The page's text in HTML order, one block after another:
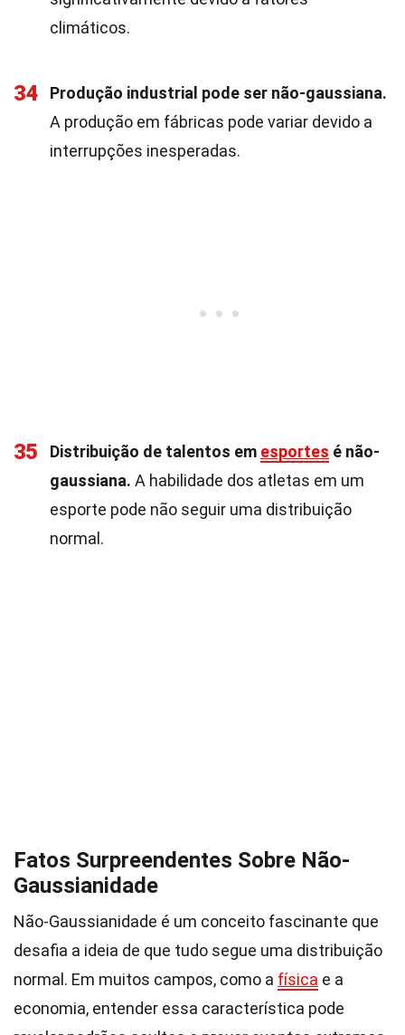
climáticos.
34
Produção industrial pode ser não-gaussiana.
A produção em fábricas pode variar devido a
interrupções inesperadas.
35 Distribuição de talentos em esportes é não-
gaussiana. A habilidade dos atletas em um
esporte pode não seguir uma distribuição
normal.
Fatos Surpreendentes Sobre Não-
Gaussianidade
Não-Gaussianidade é um conceito fascinante que
desafia a ideia de que tudo segue uma distribuição
normal. Em muitos campos, como a física e a
economia, entender essa característica pode